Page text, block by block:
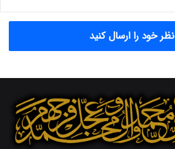
نظر خود را ارسال کنید